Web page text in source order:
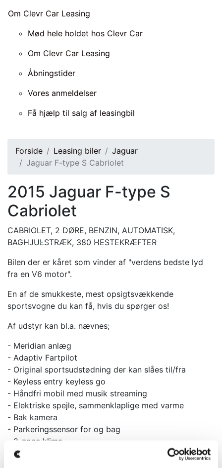
Om Clevr Car Leasing
Mød hele holdet hos Clevr Car
Om Clevr Car Leasing
Åbningstider
Vores anmeldelser
Få hjælp til salg af leasingbil
Forside Leasing biler
Jaguar
Jaguar F-type S Cabriolet
2015 Jaguar F-type S
Cabriolet
CABRIOLET, 2 DØRE, BENZIN, AUTOMATISK,
BAGHJULSTRÆK, 380 HESTEKRÆFTER
Bilen der er kåret som vinder af "verdens bedste lyd
fra en V6 motor".
En af de smukkeste, mest opsigtsvækkende
sportsvogne du kan få, hvis du spørger os!
Af udstyr kan bl.a. nævnes;
- Meridian anlæg
- Adaptiv Fartpilot
- Original sportsudstødning der kan slåes til/fra
- Keyless entry keyless go
- Håndfri mobil med musik streaming
- Elektriske spejle, sammenklaplige med varme
- Bak kamera
- Parkeringssensor for og bag
- 2-zone klima
- Touch screen med navigation og drive select